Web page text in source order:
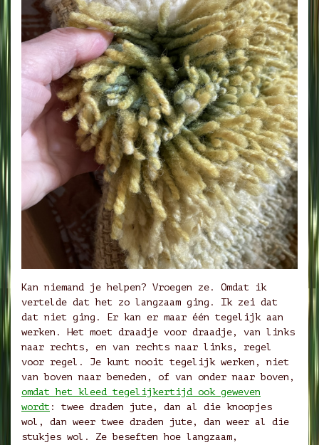
Kan niemand je helpen? Vroegen ze. Omdat ik
vertelde dat het zo langzaam ging. Ik zei dat
dat niet ging. Er kan er maar één tegelijk aan
werken. Het moet draadje voor draadje, van links
naar rechts, en van rechts naar links, regel
voor regel. Je kunt nooit tegelijk werken, niet
van boven naar beneden, of van onder naar boven,
omdat het kleed tegelijkertijd ook geweven
wordt : twee draden jute, dan al die knoopjes
wol, dan weer twee draden jute, dan weer al die
stukjes wol. Ze beseften hoe langzaam,